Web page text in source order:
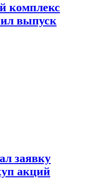
комплекс
выпуск
заявку
акций